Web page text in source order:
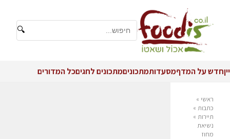
🔍
ייןחדש על המדףמסעדותמתכוניםמתכונים לחגיםכל המדורים
ראשי »
כתבות »
תיירות »
נשיאת
מחוז